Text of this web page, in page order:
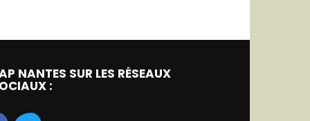
NANTES SUR LES RÉSEAUX
: